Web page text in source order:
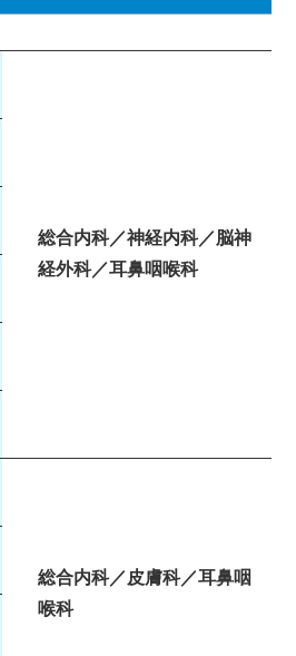
総合内科／神経内科／脳神
経外科／耳鼻咽喉科
総合内科／皮膚科／耳鼻咽
喉科